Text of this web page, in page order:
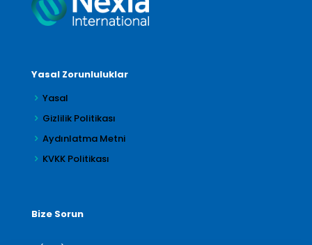
Yasal Zorunluluklar
Yasal
Gizlilik Politikası
Aydınlatma Metni
KVKK Politikası
Bize Sorun